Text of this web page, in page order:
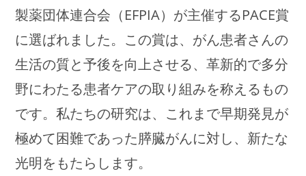
製薬団体連合会（EFPIA）が主催するPACE賞
に選ばれました。この賞は、がん患者さんの
生活の質と予後を向上させる、革新的で多分
野にわたる患者ケアの取り組みを称えるもの
です。私たちの研究は、これまで早期発見が
極めて困難であった膵臓がんに対し、新たな
光明をもたらします。